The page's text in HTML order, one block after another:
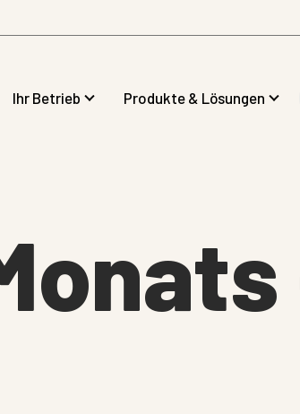
Ihr Betrieb Produkte & Lösungen